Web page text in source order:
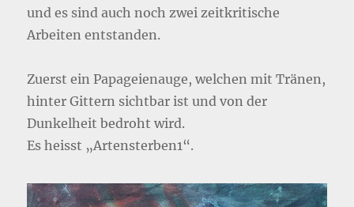
und es sind auch noch zwei zeitkritische
Arbeiten entstanden.
Zuerst ein Papageienauge, welchen mit Tränen,
hinter Gittern sichtbar ist und von der
Dunkelheit bedroht wird.
Es heisst „Artensterben1“.